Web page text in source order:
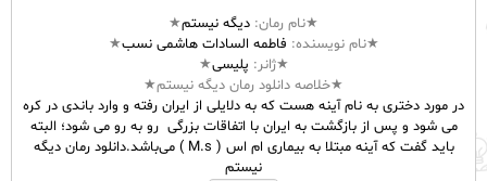
★نام رمان: دیگه نیستم★
★نام نویسنده: فاطمه السادات هاشمی نسب★
★ژانر: پلیسی★
★خلاصه دانلود رمان دیگه نیستم★
در مورد دختری به نام آینه هست که به دلایلی از ایران رفته و وارد باندی در کره
می شود و پس از بازگشت به ایران با اتفاقات بزرگی رو به رو می شود؛ البته
باید گفت که آینه مبتلا به بیماری ام اس ( M.s ) می‌باشد.دانلود رمان دیگه
نیستم